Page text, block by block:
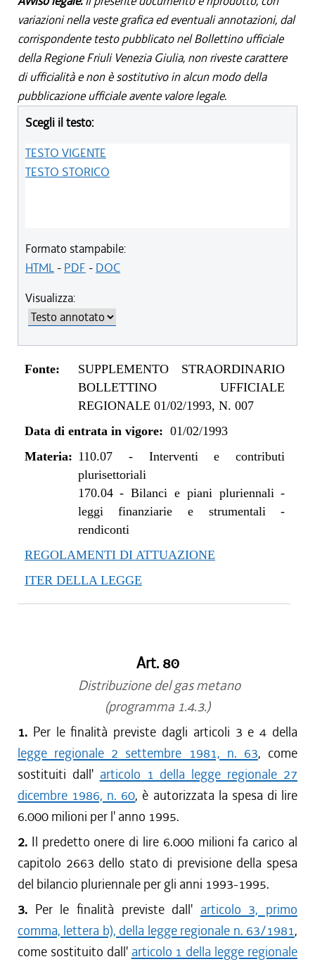
variazioni nella veste grafica ed eventuali annotazioni, dal
corrispondente testo pubblicato nel Bollettino ufficiale
della Regione Friuli Venezia Giulia, non riveste carattere
di ufficialità e non è sostitutivo in alcun modo della
pubblicazione ufficiale avente valore legale.
Scegli il testo:
TESTO VIGENTE
TESTO STORICO
Formato stampabile:
HTML- PDF - DOC
Visualizza:
Fonte:
SUPPLEMENTO STRAORDINARIO
BOLLETTINO UFFICIALE
REGIONALE 01/02/1993, N. 007
Data di entrata in vigore: 01/02/1993
Materia: 110.07- Interventi e contributi
plurisettoriali
170.04-Bilanci e piani pluriennali -
leggi finanziarie e strumentali -
rendiconti
REGOLAMENTI DI ATTUAZIONE
ITER DELLA LEGGE
Art. 80
Distribuzione del gas metano
(programma 1.4.3.)
1. Per le finalità previste dagli articoli 3 e 4 della
legge regionale 2 settembre 1981, n. 63, come
sostituiti dall' articolo 1 della legge regionale 27
dicembre 1986, n. 60, è autorizzata la spesa di lire
6.000 milioni per l' anno 1995.
2. Il predetto onere di lire 6.000 milioni fa carico al
capitolo 2663 dello stato di previsione della spesa
del bilancio pluriennale per gli anni 1993-1995.
3. Per le finalità previste dall' articolo 3, primo
comma, lettera b), della legge regionale n. 63/1981,
come sostituito dall' articolo 1 della legge regionale